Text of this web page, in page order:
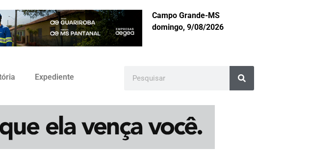
Campo Grande-MS
domingo, 9/08/2026
Expediente